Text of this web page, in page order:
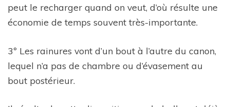
peut le recharger quand on veut, d’où résulte une
économie de temps souvent très-importante.
3º Les rainures vont d’un bout à l’autre du canon,
lequel n’a pas de chambre ou d’évasement au
bout postérieur.